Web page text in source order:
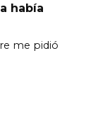
había
me pidió